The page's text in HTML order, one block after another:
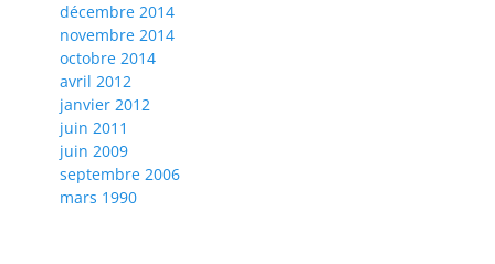
décembre 2014
novembre 2014
octobre 2014
avril 2012
janvier 2012
juin 2011
juin 2009
septembre 2006
mars 1990